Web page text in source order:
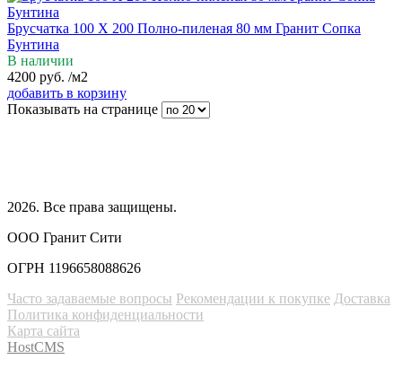
Брусчатка 100 Х 200 Полно-пиленая 80 мм Гранит Сопка
Бунтина
В наличии
4200 руб. /м2
добавить в корзину
Показывать на странице
2026. Все права защищены.
ООО Гранит Сити
ОГРН 1196658088626
Часто задаваемые вопросы Рекомендации к покупке Доставка
Политика конфиденциальности
Карта сайта
HostCMS